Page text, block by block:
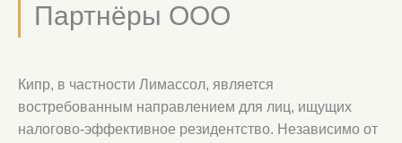
Партнёры ООО
Кипр, в частности Лимассол, является
востребованным направлением для лиц, ищущих
налогово-эффективное резидентство. Независимо от